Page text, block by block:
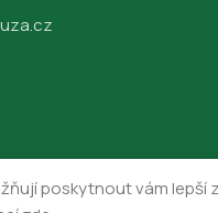
poskytnout vám lepší